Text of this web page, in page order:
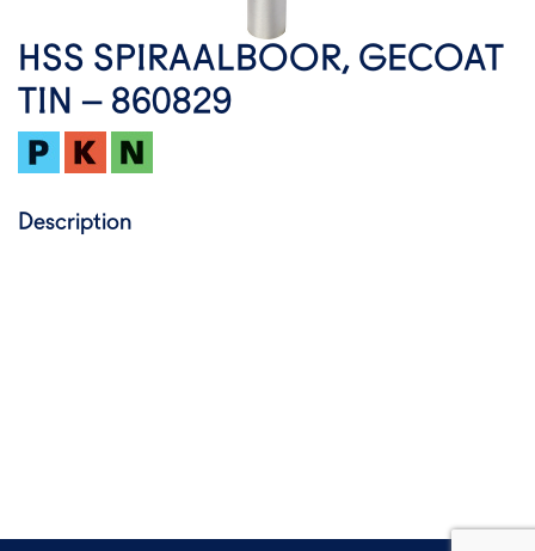
HSS SPIRAALBOOR, GECOAT
TIN – 860829
Description